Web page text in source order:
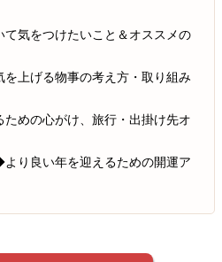
て気をつけたいこと＆オススメの
を上げる物事の考え方・取り組み
ための心がけ、旅行・出掛け先オ
り良い年を迎えるための開運ア